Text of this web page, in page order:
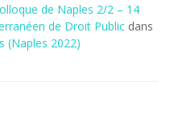
de Naples 2/2 – 14
de Droit Public dans
(Naples 2022)